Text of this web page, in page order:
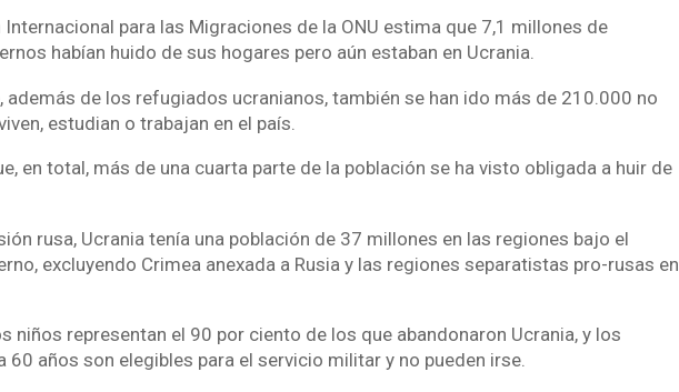
Internacional para las Migraciones de la ONU estima que 7,1 millones de
habían huido de sus hogares pero aún estaban en Ucrania.
además de los refugiados ucranianos, también se han ido más de 210.000 no
estudian o trabajan en el país.
en total, más de una cuarta parte de la población se ha visto obligada a huir de
rusa, Ucrania tenía una población de 37 millones en las regiones bajo el
excluyendo Crimea anexada a Rusia y las regiones separatistas pro-rusas en
niños representan el 90 por ciento de los que abandonaron Ucrania, y los
60 años son elegibles para el servicio militar y no pueden irse.